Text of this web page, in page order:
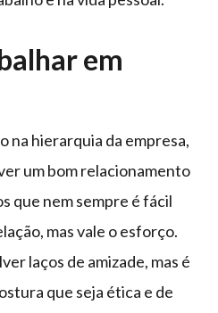
em
na hierarquia da empresa,
um bom relacionamento
que nem sempre é fácil
mas vale o esforço.
laços de amizade, mas é
que seja ética e de